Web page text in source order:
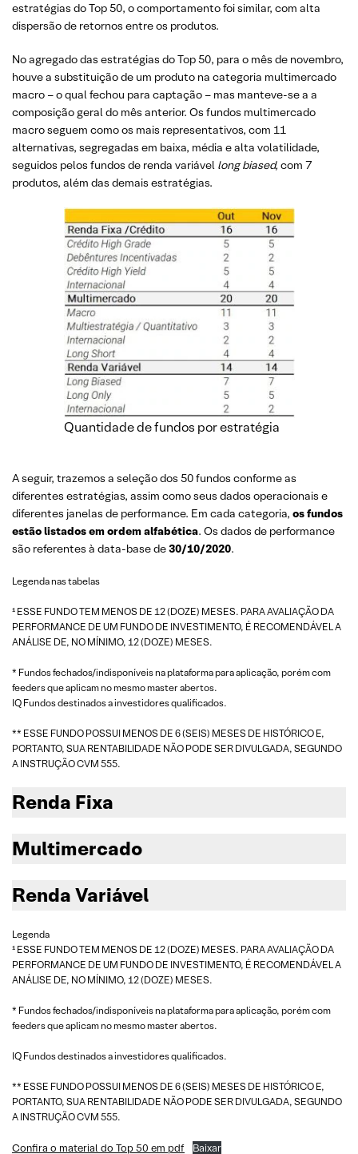
estratégias do Top 50, o comportamento foi similar, com alta
dispersão de retornos entre os produtos.
No agregado das estratégias do Top 50, para o mês de novembro,
houve a substituição de um produto na categoria multimercado
macro – o qual fechou para captação – mas manteve-se a a
composição geral do mês anterior. Os fundos multimercado
macro seguem como os mais representativos, com 11
alternativas, segregadas em baixa, média e alta volatilidade,
seguidos pelos fundos de renda variável long biased, com 7
produtos, além das demais estratégias.
Quantidade de fundos por estratégia
A seguir, trazemos a seleção dos 50 fundos conforme as
diferentes estratégias, assim como seus dados operacionais e
diferentes janelas de performance. Em cada categoria, os fundos
estão listados em ordem alfabética. Os dados de performance
são referentes à data-base de30/10/2020.
Legenda nas tabelas
¹ ESSE FUNDO TEM MENOS DE 12 (DOZE) MESES. PARA AVALIAÇÃO DA
PERFORMANCE DE UM FUNDO DE INVESTIMENTO, É RECOMENDÁVEL A
ANÁLISE DE, NO MÍNIMO, 12 (DOZE) MESES.
* Fundos fechados/indisponíveis na plataforma para aplicação, porém com
feeders que aplicam no mesmo master abertos.
IQ Fundos destinados a investidores qualificados.
** ESSE FUNDO POSSUI MENOS DE 6 (SEIS) MESES DE HISTÓRICO E,
PORTANTO, SUA RENTABILIDADE NÃO PODE SER DIVULGADA, SEGUNDO
A INSTRUÇÃO CVM 555.
Renda Fixa
Multimercado
Renda Variável
Legenda
¹ ESSE FUNDO TEM MENOS DE 12 (DOZE) MESES. PARA AVALIAÇÃO DA
PERFORMANCE DE UM FUNDO DE INVESTIMENTO, É RECOMENDÁVEL A
ANÁLISE DE, NO MÍNIMO, 12 (DOZE) MESES.
* Fundos fechados/indisponíveis na plataforma para aplicação, porém com
feeders que aplicam no mesmo master abertos.
IQ Fundos destinados a investidores qualificados.
** ESSE FUNDO POSSUI MENOS DE 6 (SEIS) MESES DE HISTÓRICO E,
PORTANTO, SUA RENTABILIDADE NÃO PODE SER DIVULGADA, SEGUNDO
A INSTRUÇÃO CVM 555.
Confira o material do Top 50 em pdf Baixar